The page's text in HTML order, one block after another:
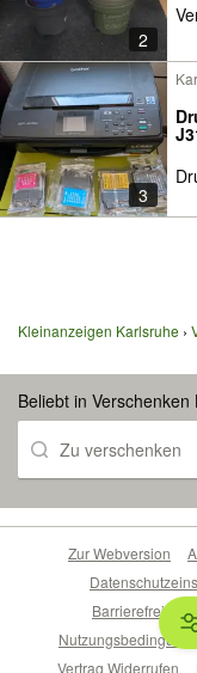
2
3
Kleinanzeigen Karlsruhe
Beliebt in Verschenken
Zu verschenken
Zur Webversion
Nutzungsbedingungen
Vertrag Widerrufen